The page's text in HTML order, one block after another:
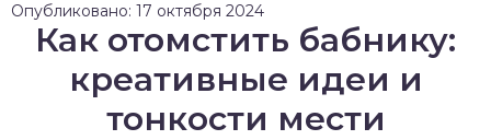
Опубликовано: 17 октября 2024
Как отомстить бабнику:
креативные идеи и
тонкости мести